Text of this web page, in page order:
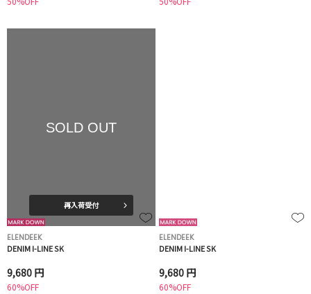
SOLD OUT
再入荷受付
ELENDEEK
DENIM I-LINE SK
9,680 円
60%OFF
ELENDEEK
DENIM I-LINE SK
9,680 円
60%OFF